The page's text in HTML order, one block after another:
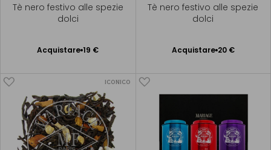
Tè nero festivo alle spezie
dolci
Acquistare 19 €
Aggiungere
Tè nero festivo alle spezie
dolci
Acquistare 20 €
Aggiungere
ICONICO